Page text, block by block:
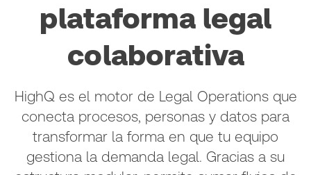
plataforma legal
colaborativa
HighQ es el motor de Legal Operations que
conecta procesos, personas y datos para
transformar la forma en que tu equipo
gestiona la demanda legal. Gracias a su